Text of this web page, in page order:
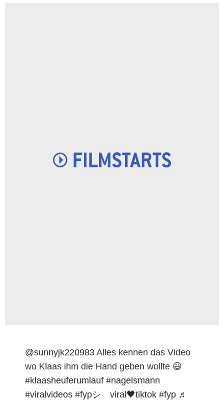
@sunnyjk220983 Alles kennen das Video
wo Klaas ihm die Hand geben wollte 😃
#klaasheuferumlauf #nagelsmann
#viralvideos #fypシ゚viral🖤tiktok #fyp ♬